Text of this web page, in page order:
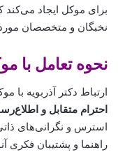
برای موکل ایجاد می‌کند
نخبگان و متخصصان مورد
نحوه تعامل با
ارتباط دکتر آذربویه با
احترام متقابل و
استرس و نگرانی‌های
راهنما و پشتیبان فکری